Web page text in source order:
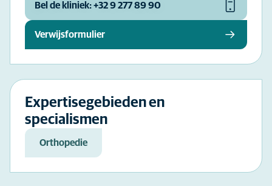
Bel de kliniek: +32 9 277 89 90
Verwijsformulier
Expertisegebieden en
specialismen
Orthopedie